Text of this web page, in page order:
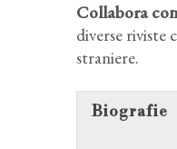
Collabora
diverse riviste
straniere.
Biografie